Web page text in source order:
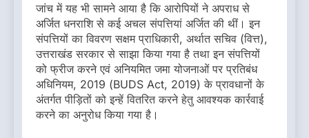
जांच में यह भी सामने आया है कि आरोपियों ने अपराध से
अर्जित धनराशि से कई अचल संपत्तियां अर्जित की थीं। इन
संपत्तियों का विवरण सक्षम प्राधिकारी, अर्थात सचिव (वित्त),
उत्तराखंड सरकार से साझा किया गया है तथा इन संपत्तियों
को फ्रीज करने एवं अनियमित जमा योजनाओं पर प्रतिबंध
अधिनियम, 2019 (BUDS Act, 2019) के प्रावधानों के
अंतर्गत पीड़ितों को इन्हें वितरित करने हेतु आवश्यक कार्रवाई
करने का अनुरोध किया गया है।